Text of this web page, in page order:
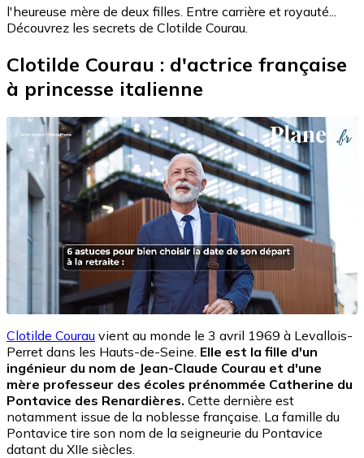
l'heureuse mère de deux filles. Entre carrière et royauté...
Découvrez les secrets de Clotilde Courau.
Clotilde Courau : d'actrice française
à princesse italienne
Clotilde Courau vient au monde le 3 avril 1969 à Levallois-
Perret dans les Hauts-de-Seine. Elle est la fille d'un
ingénieur du nom de Jean-Claude Courau et d'une
mère professeur des écoles prénommée Catherine du
Pontavice des Renardières. Cette dernière est
notamment issue de la noblesse française. La famille du
Pontavice tire son nom de la seigneurie du Pontavice
datant du XIIe siècles.